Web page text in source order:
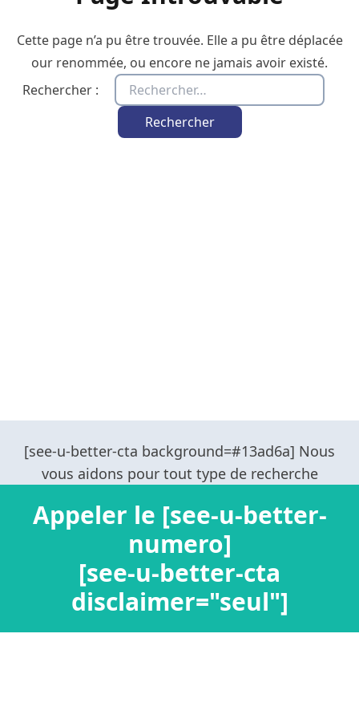
Cette page n’a pu être trouvée. Elle a pu être déplacée
our renommée, ou encore ne jamais avoir existé.
Rechercher :
Appeler le [see-u-better-
numero]
[see-u-better-cta
disclaimer="seul"]